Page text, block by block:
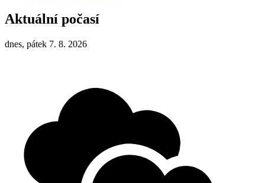
Aktuální počasí
dnes, pátek 7. 8. 2026